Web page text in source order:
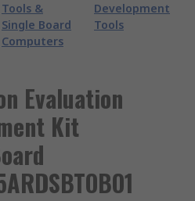
Tools &
Single Board
Computers
Development
Tools
Evaluation
Kit